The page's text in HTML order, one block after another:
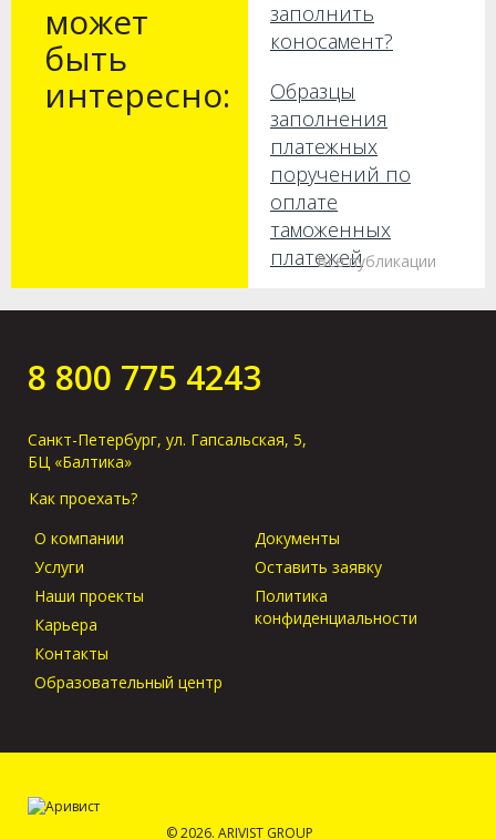
может
быть
интересно:
заполнить
коносамент?
Образцы
заполнения
платежных
поручений по
оплате
таможенных
платежей
Как получить груз
Все публикации
8 800 775 4243
Санкт-Петербург, ул. Гапсальская, 5,
БЦ «Балтика»
Как проехать?
О компании
Услуги
Наши проекты
Карьера
Контакты
Образовательный центр
Документы
Оставить заявку
Политика
конфиденциальности
© 2026. ARIVIST GROUP